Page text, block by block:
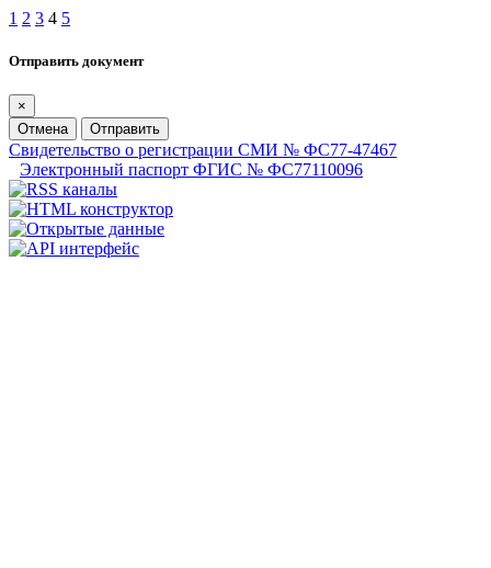
1 2 3 4 5
Отправить документ
×
Отмена
Отправить
Свидетельство о регистрации СМИ № ФС77-47467
Электронный паспорт ФГИС № ФС77110096